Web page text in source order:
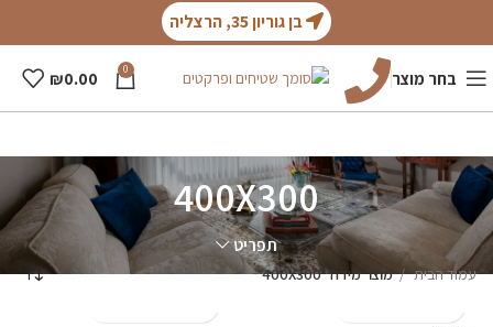
בן גוריון 35, הרצליה
בחר מוצר 0
₪0.00
400X300
תפריט
עמוד הבית מוצר מידה 400X300